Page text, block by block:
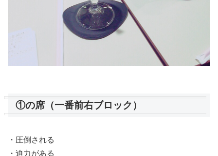
①の席（一番前右ブロック）
・圧倒される
・迫力がある